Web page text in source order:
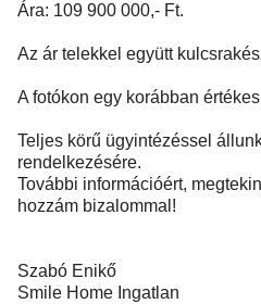
Ára: 109 900 000,- Ft.
Az ár telekkel együtt
A fotókon egy korábban
Teljes körű ügyintézéssel
rendelkezésére.
További információért,
hozzám bizalommal!
Szabó Enikő
Smile Home Ingatlan